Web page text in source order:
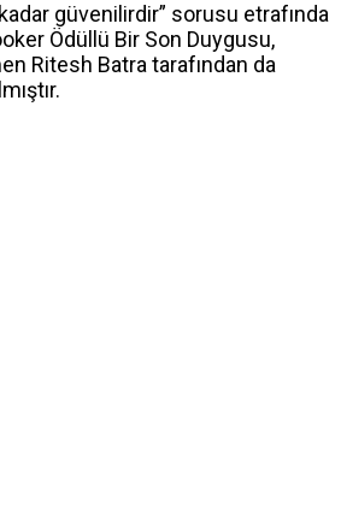
güvenilirdir” sorusu etrafında
Ödüllü Bir Son Duygusu,
Ritesh Batra tarafından da